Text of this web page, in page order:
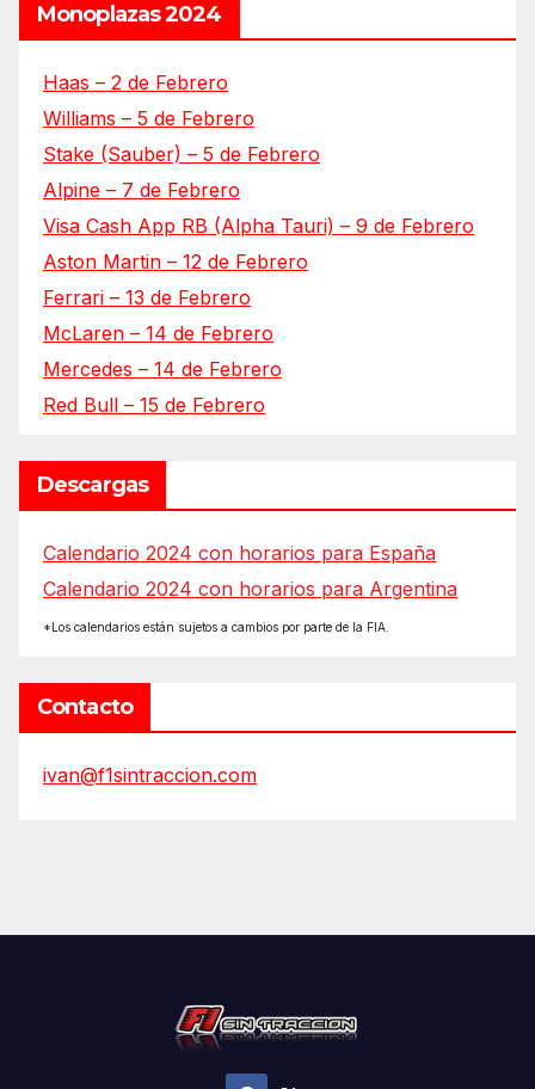
Monoplazas 2024
Haas – 2 de Febrero
Williams – 5 de Febrero
Stake (Sauber) – 5 de Febrero
Alpine – 7 de Febrero
Visa Cash App RB (Alpha Tauri) – 9 de Febrero
Aston Martin – 12 de Febrero
Ferrari – 13 de Febrero
McLaren – 14 de Febrero
Mercedes – 14 de Febrero
Red Bull – 15 de Febrero
Descargas
Calendario 2024 con horarios para España
Calendario 2024 con horarios para Argentina
*Los calendarios están sujetos a cambios por parte de la FIA.
Contacto
ivan@f1sintraccion.com